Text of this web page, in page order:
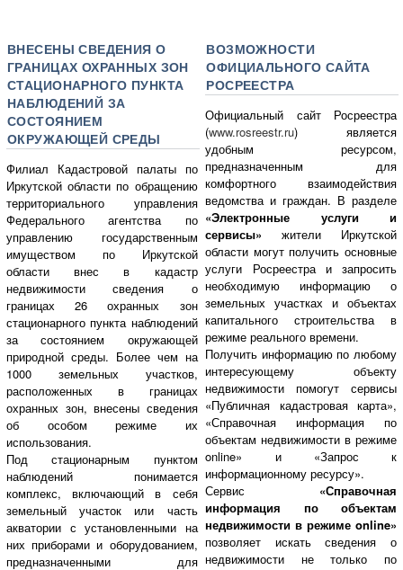
ВНЕСЕНЫ СВЕДЕНИЯ О
ГРАНИЦАХ ОХРАННЫХ ЗОН
СТАЦИОНАРНОГО ПУНКТА
НАБЛЮДЕНИЙ ЗА
СОСТОЯНИЕМ
ОКРУЖАЮЩЕЙ СРЕДЫ
Филиал Кадастровой палаты по
Иркутской области по обращению
территориального управления
Федерального агентства по
управлению государственным
имуществом по Иркутской
области внес в кадастр
недвижимости сведения о
границах 26 охранных зон
стационарного пункта наблюдений
за состоянием окружающей
природной среды. Более чем на
1000 земельных участков,
расположенных в границах
охранных зон, внесены сведения
об особом режиме их
использования.
Под стационарным пунктом
наблюдений понимается
комплекс, включающий в себя
земельный участок или часть
акватории с установленными на
них приборами и оборудованием,
предназначенными для
ВОЗМОЖНОСТИ
ОФИЦИАЛЬНОГО САЙТА
РОСРЕЕСТРА
Официальный сайт Росреестра
(www.rosreestr.ru) является
удобным ресурсом,
предназначенным для
комфортного взаимодействия
ведомства и граждан. В разделе
«Электронные услуги и
сервисы»жители Иркутской
области могут получить основные
услуги Росреестра и запросить
необходимую информацию о
земельных участках и объектах
капитального строительства в
режиме реального времени.
Получить информацию по любому
интересующему объекту
недвижимости помогут сервисы
«Публичная кадастровая карта»,
«Справочная информация по
объектам недвижимости в режиме
online» и «Запрос к
информационному ресурсу».
Сервис «Справочная
информация по объектам
недвижимости в режиме online»
позволяет искать сведения о
недвижимости не только по